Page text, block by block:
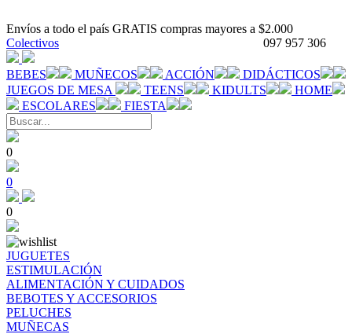
Envíos a todo el país GRATIS compras mayores a $2.000
097 957 306
Colectivos
BEBES MUÑECOS ACCIÓN
DIDÁCTICOS
JUEGOS DE MESA
TEENS KIDULTS
HOME
ESCOLARES
FIESTA
0
0
0
JUGUETES
ESTIMULACIÓN
ALIMENTACIÓN Y CUIDADOS
BEBOTES Y ACCESORIOS
PELUCHES
MUÑECAS